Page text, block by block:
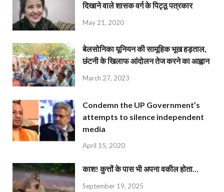
दिखाने वाले शासक वर्ग के पिट्ठू पत्रकार
May 21, 2020
बेलसोनिका यूनियन की सामूहिक भूख हड़ताल,
छंटनी के खिलाफ आंदोलन तेज करने का आह्वान
March 27, 2023
Condemn the UP Government’s
attempts to silence independent
media
April 15, 2020
काश! कुत्तों के पास भी अपना वकील होता…
September 19, 2025